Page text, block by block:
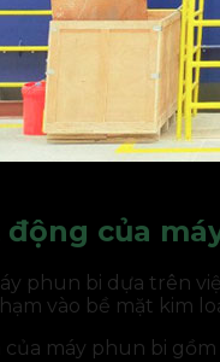
của
phun bi dựa trên
vào bề mặt kim
máy phun bi gồm